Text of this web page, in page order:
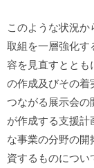
6
月
2
4
日
b
y
このような状況
取組を一層強化す
容を見直すととも
の作成及びその着
つながる展示会の
が作成する支援計
な事業の分野の開
資するものについ